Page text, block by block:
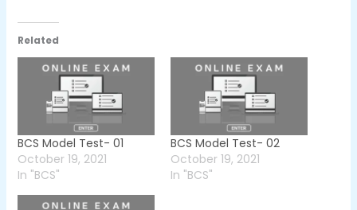
Related
BCS Model Test- 01
October 19, 2021
In "BCS"
BCS Model Test- 02
October 19, 2021
In "BCS"